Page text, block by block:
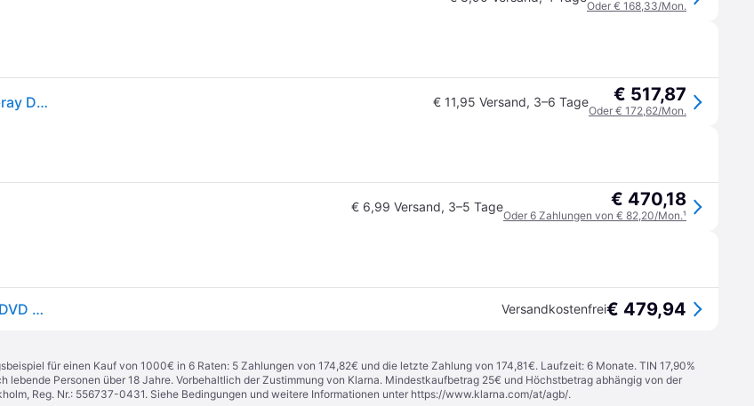
Oder € 168,33/Mon.
Panasonic DP-UB824 Premium UHD Blu-ray Player 4K Blu-ray Disc, WLAN, HDMI, USB schwarz € 11,95 Versand, 3–6 Tage € 517,87
Oder € 172,62/Mon.
€ 6,99 Versand, 3–5 Tage € 470,18
Oder 6 Zahlungen von € 82,20/Mon.¹
Panasonic Dp-Ub824egk (Blu-ray Player), Bluray Player + DVD Player, Schwarz Versandkostenfrei€ 479,94
für einen Kauf von 1000€ in 6 Raten: 5 Zahlungen von 174,82€ und die letzte Zahlung von 174,81€. Laufzeit: 6 Monate. TIN 17,90%
lebende Personen über 18 Jahre. Vorbehaltlich der Zustimmung von Klarna. Mindestkaufbetrag 25€ und Höchstbetrag abhängig von der
Reg. Nr.: 556737-0431. Siehe Bedingungen und weitere Informationen unter https://www.klarna.com/at/agb/.